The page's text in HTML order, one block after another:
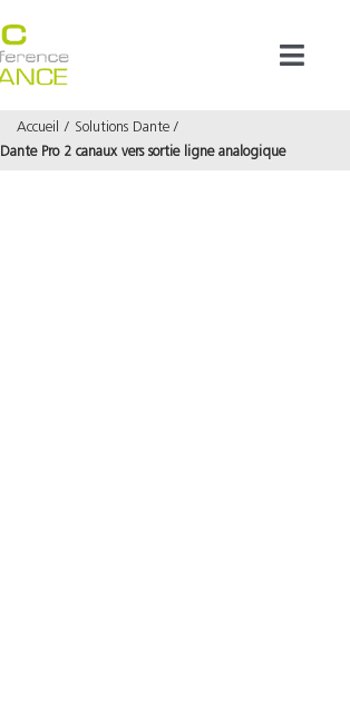
Accueil
Solutions Dante
Pro 2 canaux vers sortie ligne analogique